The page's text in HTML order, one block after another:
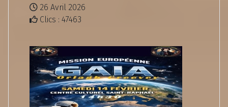
26 Avril 2026
Clics : 47463